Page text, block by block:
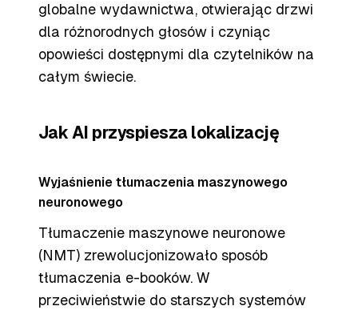
globalne wydawnictwa, otwierając drzwi
dla różnorodnych głosów i czyniąc
opowieści dostępnymi dla czytelników na
całym świecie.
Jak AI przyspiesza lokalizację
Wyjaśnienie tłumaczenia maszynowego
neuronowego
Tłumaczenie maszynowe neuronowe
(NMT) zrewolucjonizowało sposób
tłumaczenia e-booków. W
przeciwieństwie do starszych systemów